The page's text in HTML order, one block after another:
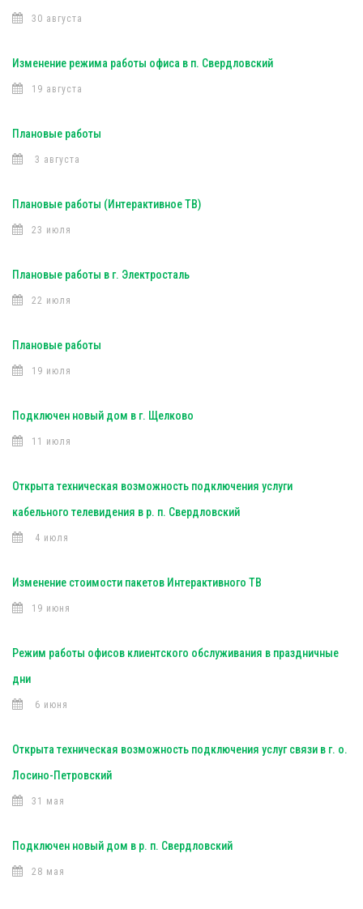
30 августа
Изменение режима работы офиса в п. Свердловский
19 августа
Плановые работы
3 августа
Плановые работы (Интерактивное ТВ)
23 июля
Плановые работы в г. Электросталь
22 июля
Плановые работы
19 июля
Подключен новый дом в г. Щелково
11 июля
Открыта техническая возможность подключения услуги
кабельного телевидения в р. п. Свердловский
4 июля
Изменение стоимости пакетов Интерактивного ТВ
19 июня
Режим работы офисов клиентского обслуживания в праздничные
дни
6 июня
Открыта техническая возможность подключения услуг связи в г. о.
Лосино-Петровский
31 мая
Подключен новый дом в р. п. Свердловский
28 мая